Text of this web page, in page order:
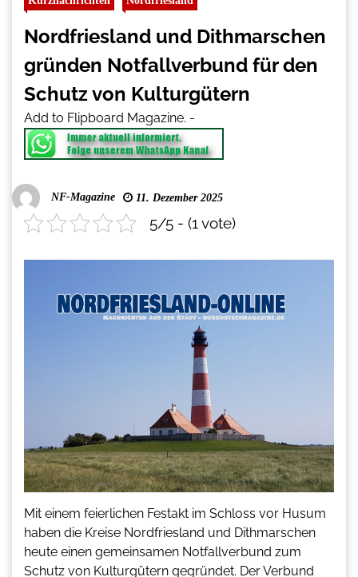
Nordfriesland und Dithmarschen
gründen Notfallverbund für den
Schutz von Kulturgütern
Add to Flipboard Magazine. -
NF-Magazine 11. Dezember 2025
5/5 - (1 vote)
Mit einem feierlichen Festakt im Schloss vor Husum
haben die Kreise Nordfriesland und Dithmarschen
heute einen gemeinsamen Notfallverbund zum
Schutz von Kulturgütern gegründet. Der Verbund